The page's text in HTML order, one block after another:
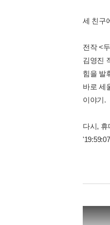
세 친구
전작 <
김영진
힘을 발
바로 세
이야기.
다시,